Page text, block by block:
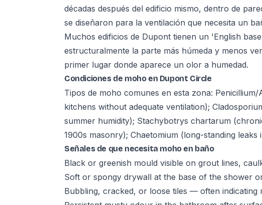
décadas después del edificio mismo, dentro de
se diseñaron para la ventilación que necesita un
Muchos edificios de Dupont tienen un 'English
estructuralmente la parte más húmeda y menos
primer lugar donde aparece un olor a humedad.
Condiciones de moho en Dupont Circle
Tipos de moho comunes en esta zona:
kitchens without adequate ventilation);
summer humidity); Stachybotrys chartarum
1900s masonry); Chaetomium (long-standing
Señales de que necesita moho en baño
Black or greenish mould visible on grout lines,
Soft or spongy drywall at the base of the shower
Bubbling, cracked, or loose tiles — often indicating